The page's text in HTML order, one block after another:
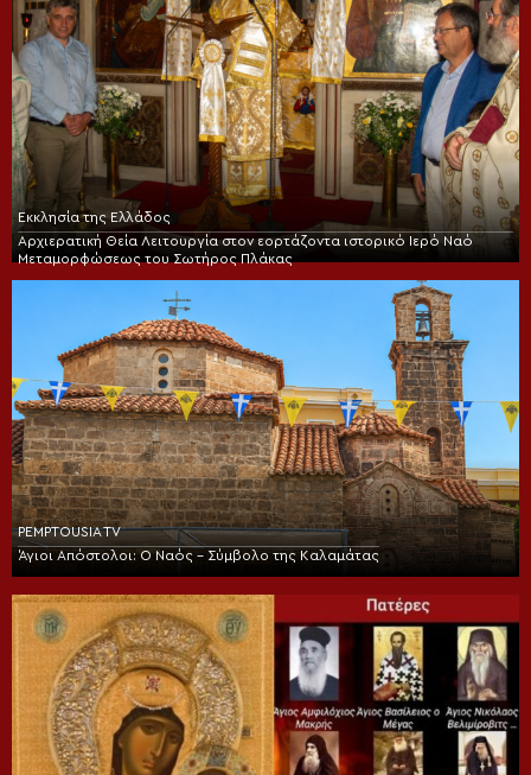
Εκκλησία της Ελλάδος
Αρχιερατική Θεία Λειτουργία στον εορτάζοντα ιστορικό Ιερό Ναό
Μεταμορφώσεως του Σωτήρος Πλάκας
PEMPTOUSIA TV
Άγιοι Απόστολοι: Ο Ναός – Σύμβολο της Καλαμάτας